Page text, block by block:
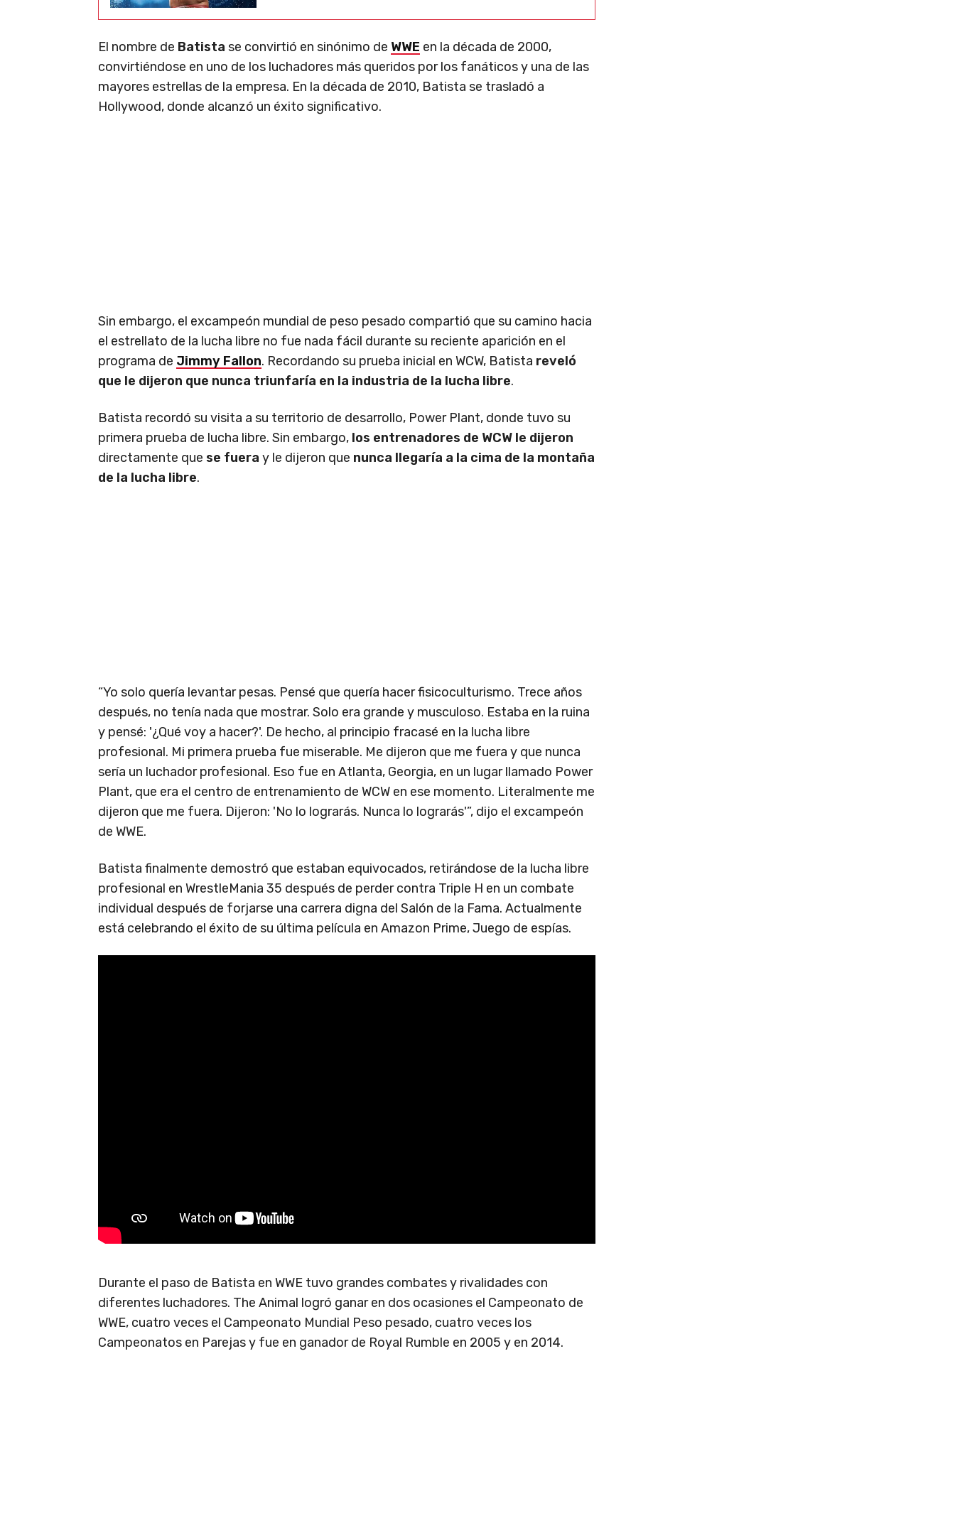
El nombre de Batista se convirtió en sinónimo de WWE en la década de 2000,
convirtiéndose en uno de los luchadores más queridos por los fanáticos y una de las
mayores estrellas de la empresa. En la década de 2010, Batista se trasladó a
Hollywood, donde alcanzó un éxito significativo.
Sin embargo, el excampeón mundial de peso pesado compartió que su camino hacia
el estrellato de la lucha libre no fue nada fácil durante su reciente aparición en el
programa de Jimmy Fallon. Recordando su prueba inicial en WCW, Batista reveló
que le dijeron que nunca triunfaría en la industria de la lucha libre.
Batista recordó su visita a su territorio de desarrollo, Power Plant, donde tuvo su
primera prueba de lucha libre. Sin embargo, los entrenadores de WCW le dijeron
directamente que se fuera y le dijeron que nunca llegaría a la cima de la montaña
de la lucha libre.
“Yo solo quería levantar pesas. Pensé que quería hacer fisicoculturismo. Trece años
después, no tenía nada que mostrar. Solo era grande y musculoso. Estaba en la ruina
y pensé: '¿Qué voy a hacer?'. De hecho, al principio fracasé en la lucha libre
profesional. Mi primera prueba fue miserable. Me dijeron que me fuera y que nunca
sería un luchador profesional. Eso fue en Atlanta, Georgia, en un lugar llamado Power
Plant, que era el centro de entrenamiento de WCW en ese momento. Literalmente me
dijeron que me fuera. Dijeron: 'No lo lograrás. Nunca lo lograrás'”, dijo el excampeón
de WWE.
Batista finalmente demostró que estaban equivocados, retirándose de la lucha libre
profesional en WrestleMania 35 después de perder contra Triple H en un combate
individual después de forjarse una carrera digna del Salón de la Fama. Actualmente
está celebrando el éxito de su última película en Amazon Prime, Juego de espías.
Durante el paso de Batista en WWE tuvo grandes combates y rivalidades con
diferentes luchadores. The Animal logró ganar en dos ocasiones el Campeonato de
WWE, cuatro veces el Campeonato Mundial Peso pesado, cuatro veces los
Campeonatos en Parejas y fue en ganador de Royal Rumble en 2005 y en 2014.